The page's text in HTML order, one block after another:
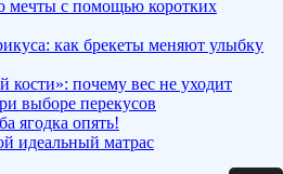
мечты с помощью коротких
как брекеты меняют улыбку
почему вес не уходит
выборе перекусов
ягодка опять!
идеальный матрас